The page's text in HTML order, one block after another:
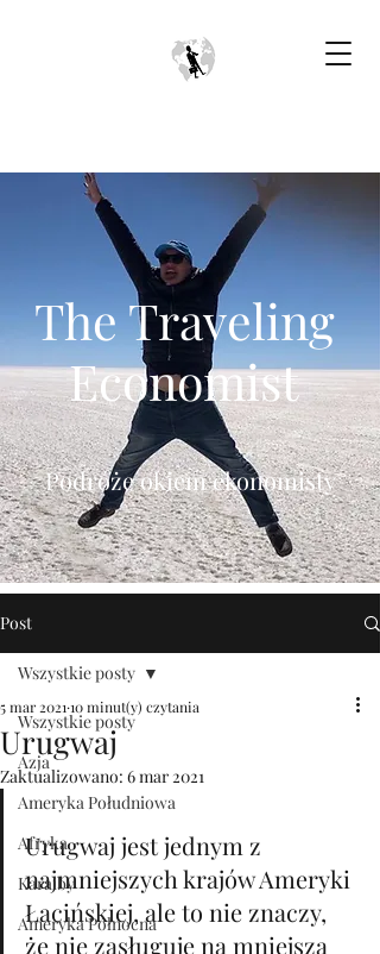
The Traveling
Economist
Podróże okiem ekonomisty
Post
Wszystkie posty
Azja
Ameryka Południowa
Afryka
Karaiby
Ameryka Północna
Wszystkie posty
Urugwaj
5 mar 2021 10 minut(y) czytania
Zaktualizowano: 6 mar 2021
Urugwaj jest jednym z
najmniejszych krajów Ameryki
Łacińskiej, ale to nie znaczy,
że nie zasługuje na mniejszą